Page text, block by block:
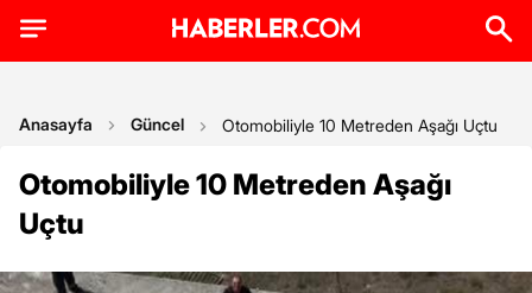
Anasayfa Güncel Otomobiliyle 10 Metreden Aşağı Uçtu
Otomobiliyle 10 Metreden Aşağı
Uçtu